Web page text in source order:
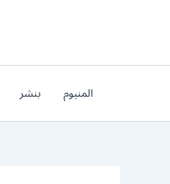
المنيوم بنشر